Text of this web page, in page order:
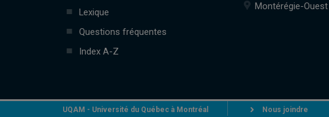
Lexique
Questions fréquentes
Index A-Z
Montérégie-Ouest
UQAM - Université du Québec à Montréal Nous joindre